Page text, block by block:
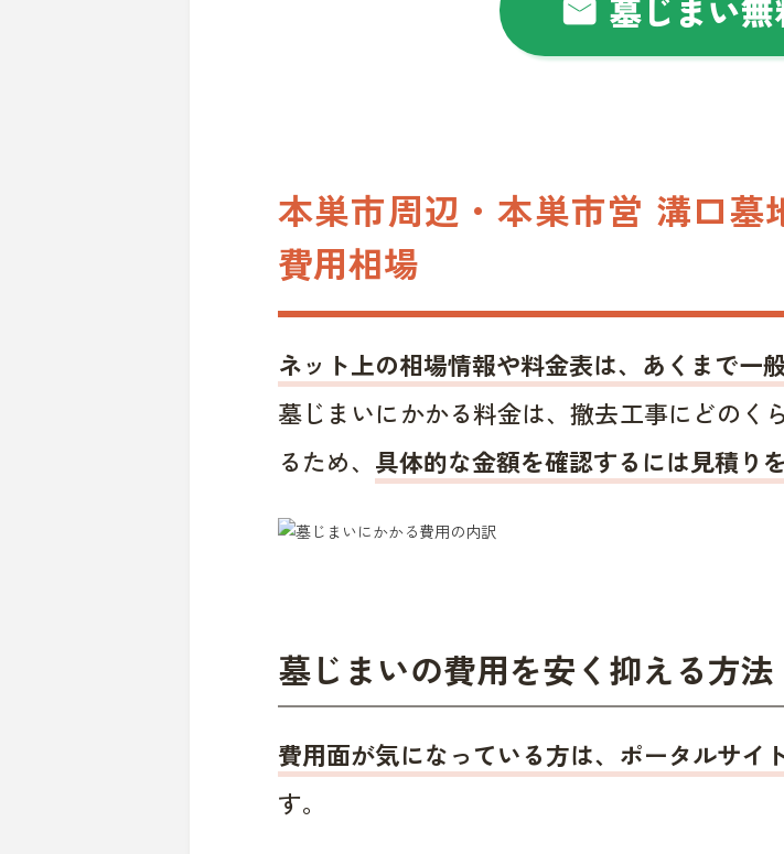
mail 墓じまい
本巣市周辺・本巣市営 溝口墓
費用相場
ネット上の相場情報や料金表は、あくまで一
墓じまいにかかる料金は、撤去工事にどのく
るため、 具体的な金額を確認するには見積り
墓じまいの費用を安く抑える方法
費用面が気になっている方は、ポータルサイ
す。